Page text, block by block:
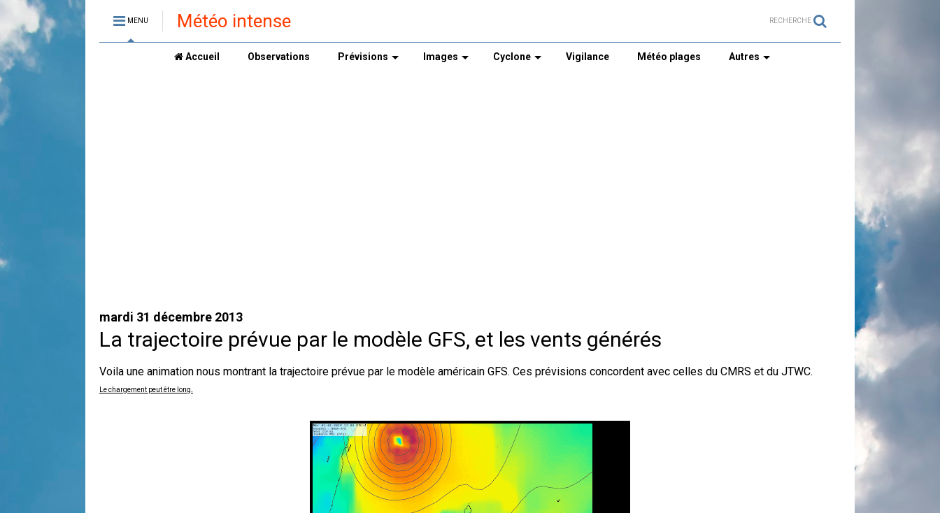
MENU Météo intense RECHERCHE
Accueil Observations Prévisions Images Cyclone Vigilance Météo plages Autres
mardi 31 décembre 2013
La trajectoire prévue par le modèle GFS, et les vents générés
Voila une animation nous montrant la trajectoire prévue par le modèle américain GFS. Ces prévisions concordent avec celles du CMRS et du JTWC.
Le chargement peut être long.